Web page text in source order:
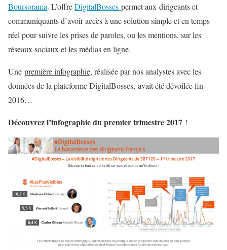
Boursorama. L’offreDigitalBosses permet aux dirigeants et
communiquants d’avoir accès à une solution simple et en temps
réel pour suivre les prises de paroles, ou les mentions, sur les
réseaux sociaux et les médias en ligne.
Une première infographie, réalisée par nos analystes avec les
données de la plateformeDigitalBosses, avait été dévoilée fin
2016…
Découvrez l’infographie du premier trimestre 2017 !